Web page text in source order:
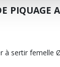
PIQUAGE
à sertir femelle